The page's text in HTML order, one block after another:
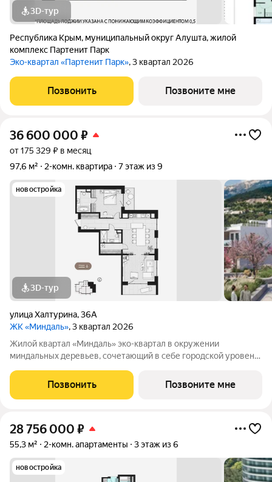
3D-тур
Республика Крым, муниципальный округ Алушта,жилой
комплекс Партенит Парк
Эко-квартал «Партенит Парк», 3 квартал 2026
Позвонить Позвоните мне
36 600 000 ₽
от 175 329 ₽ в месяц
97,6 м²
2-комн. квартира 7 этаж из 9
новостройка
3D-тур
улица Халтурина,36А
ЖК «Миндаль», 3 квартал 2026
Жилой квартал «Миндаль» эко-квартал в окружении
миндальных деревьев, сочетающий в себе городской уровень
уюта загородной жизни. Жилой квартал «Миндаль»
расположен в Ялте природной сокровищнице
Позвонить Позвоните мне
28 756 000 ₽
55,3 м² 2-комн. апартаменты 3 этаж из 6
новостройка